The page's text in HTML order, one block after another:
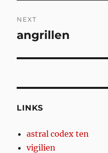
NEXT
Next
angrillen
LINKS
astral codex ten
vigilien